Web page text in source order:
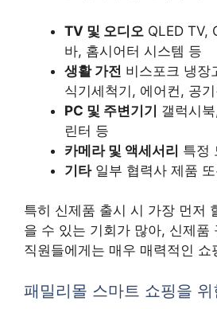
TV 및 오디오 QLED TV,
바, 홈시어터 시스템 등
생활 가전 비스포크 냉장
식기세척기, 에어컨, 공
PC 및 주변기기 갤럭시
린터 등
카메라 및 액세서리 특정
기타일부 협력사 제품
특히 신제품 출시 시 가장 먼저
을 수 있는 기회가 많아, 신제품
직원들에게는 매우 매력적인 쇼
패밀리몰 스마트 쇼핑을